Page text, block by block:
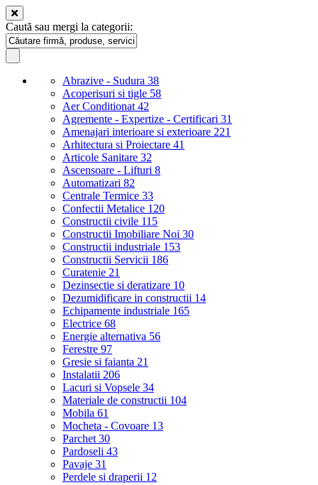
Caută sau mergi la categorii:
Abrazive - Sudura 38
Acoperisuri si tigle 58
Aer Conditionat 42
Agremente - Expertize - Certificari 31
Amenajari interioare si exterioare 221
Arhitectura si Proiectare 41
Articole Sanitare 32
Ascensoare - Lifturi 8
Automatizari 82
Centrale Termice 33
Confectii Metalice 120
Constructii civile 115
Constructii Imobiliare Noi 30
Constructii industriale 153
Constructii Servicii 186
Curatenie 21
Dezinsectie si deratizare 10
Dezumidificare in constructii 14
Echipamente industriale 165
Electrice 68
Energie alternativa 56
Ferestre 97
Gresie si faianta 21
Instalatii 206
Lacuri si Vopsele 34
Materiale de constructii 104
Mobila 61
Mocheta - Covoare 13
Parchet 30
Pardoseli 43
Pavaje 31
Perdele si draperii 12